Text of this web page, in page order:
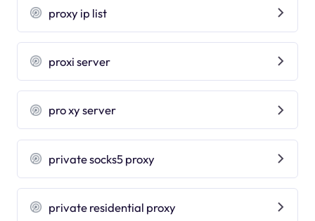
proxy ip list
proxi server
pro xy server
private socks5 proxy
private residential proxy